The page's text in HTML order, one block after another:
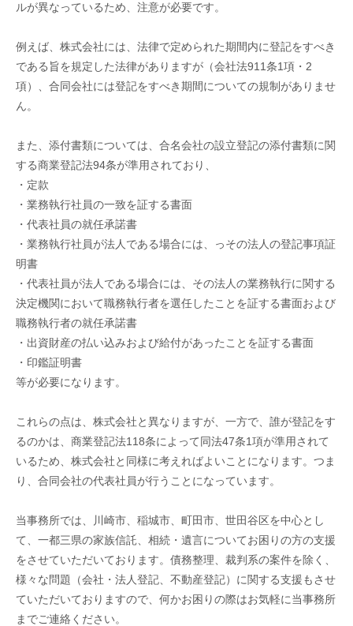
ルが異なっているため、注意が必要です。
例えば、株式会社には、法律で定められた期間内に登記をすべき
である旨を規定した法律がありますが（会社法911条1項・2
項）、合同会社には登記をすべき期間についての規制がありませ
ん。
また、添付書類については、合名会社の設立登記の添付書類に関
する商業登記法94条が準用されており、
・定款
・業務執行社員の一致を証する書面
・代表社員の就任承諾書
・業務執行社員が法人である場合には、っその法人の登記事項証
明書
・代表社員が法人である場合には、その法人の業務執行に関する
決定機関において職務執行者を選任したことを証する書面および
職務執行者の就任承諾書
・出資財産の払い込みおよび給付があったことを証する書面
・印鑑証明書
等が必要になります。
これらの点は、株式会社と異なりますが、一方で、誰が登記をす
るのかは、商業登記法118条によって同法47条1項が準用されて
いるため、株式会社と同様に考えればよいことになります。つま
り、合同会社の代表社員が行うことになっています。
当事務所では、川崎市、稲城市、町田市、世田谷区を中心とし
て、一都三県の家族信託、相続・遺言についてお困りの方の支援
をさせていただいております。債務整理、裁判系の案件を除く、
様々な問題（会社・法人登記、不動産登記）に関する支援もさせ
ていただいておりますので、何かお困りの際はお気軽に当事務所
までご連絡ください。